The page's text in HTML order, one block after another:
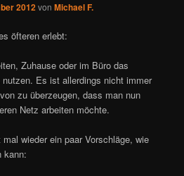
2012vonMichael F.
öfteren erlebt:
Zuhause oder im Büro das
Es ist allerdings nicht immer
zu überzeugen, dass man nun
Netz arbeiten möchte.
mal wieder ein paar Vorschläge, wie
kann: